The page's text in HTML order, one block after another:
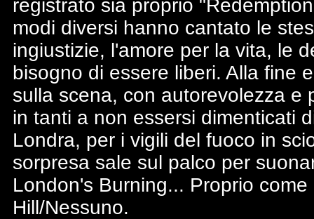
registrato sia proprio
modi diversi hanno cantato le
ingiustizie, l'amore per la vita, le
bisogno di essere liberi. Alla fine
sulla scena, con autorevolezza e
in tanti a non essersi dimenticati
Londra, per i vigili del fuoco in
sorpresa sale sul palco per
London's Burning... Proprio
Hill/Nessuno.